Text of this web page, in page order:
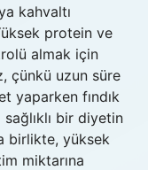
kahvaltı
protein ve
almak için
çünkü uzun süre
yaparken fındık
bir diyetin
birlikte, yüksek
miktarına